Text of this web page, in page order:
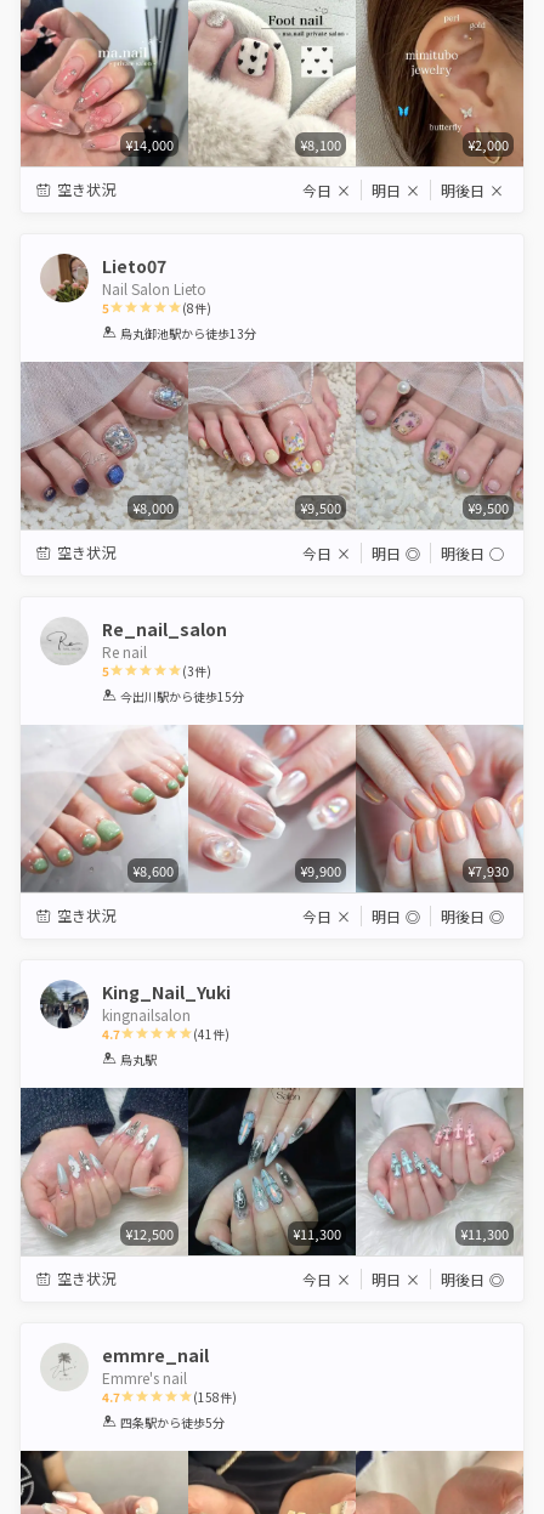
¥14,000 ¥8,100 ¥2,000
空き状況 今日 × 明日 × 明後日 ×
Lieto07
Nail Salon Lieto
5
1 2 3 4 5
(8件)
烏丸御池駅から徒歩13分
¥8,000 ¥9,500 ¥9,500
空き状況 今日 × 明日 ◎ 明後日 ◯
Re_nail_salon
Re nail
5
1 2 3 4 5
(3件)
今出川駅から徒歩15分
¥8,600 ¥9,900 ¥7,930
空き状況 今日 × 明日 ◎ 明後日 ◎
King_Nail_Yuki
kingnailsalon
4.7
1 2 3
(41件)
烏丸駅
¥12,500 ¥11,300 ¥11,300
空き状況 今日 × 明日 × 明後日 ◎
emmre_nail
Emmre's nail
4.7
1 2 3 4 5
(158件)
四条駅から徒歩5分